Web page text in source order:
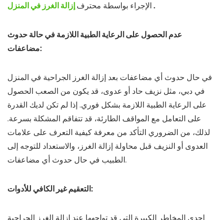
الإجراء بواسطة محترف .
عدم الحصول على الرعاية الطبية اللازمة في حالة حدوث
مضاعفات:
في حال حدوث أي مضاعفات بعد إزالة الغرز الجراحية في المنزل
في دبي، مثل نزيف حاد أو عدوى، قد يكون من الصعب الحصول
على الرعاية الطبية اللازمة بشكل فوري. إذا لم تكن لديك القدرة
على التعامل مع المواقف الطارئة، قد تتفاقم المشكلة بسرعة.
لذلك، من الضروري التأكد من معرفة كيفية التعرف على علامات
العدوى أو النزيف قبل محاولة إزالة الغرز، والاستعداد للتوجه إلى
الطبيب في حال حدوث أي مضاعفات.
التعقيم غير الكافي للأدوات: